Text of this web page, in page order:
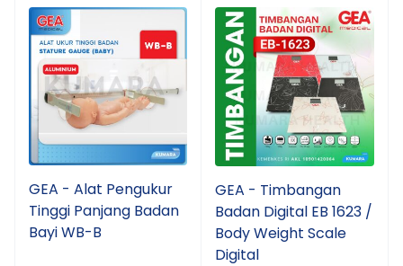
GEA - Alat Pengukur
Tinggi Panjang Badan
Bayi WB-B
GEA - Timbangan
Badan Digital EB 1623 /
Body Weight Scale
Digital